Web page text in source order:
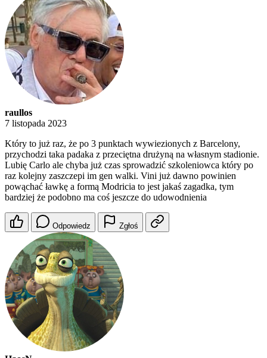
raullos
7 listopada 2023
Który to już raz, że po 3 punktach wywiezionych z Barcelony,
przychodzi taka padaka z przeciętna drużyną na własnym stadionie.
Lubię Carlo ale chyba już czas sprowadzić szkoleniowca który po
raz kolejny zaszczepi im gen walki. Vini już dawno powinien
powąchać ławkę a formą Modricia to jest jakaś zagadka, tym
bardziej że podobno ma coś jeszcze do udowodnienia
Odpowiedz Zgłoś